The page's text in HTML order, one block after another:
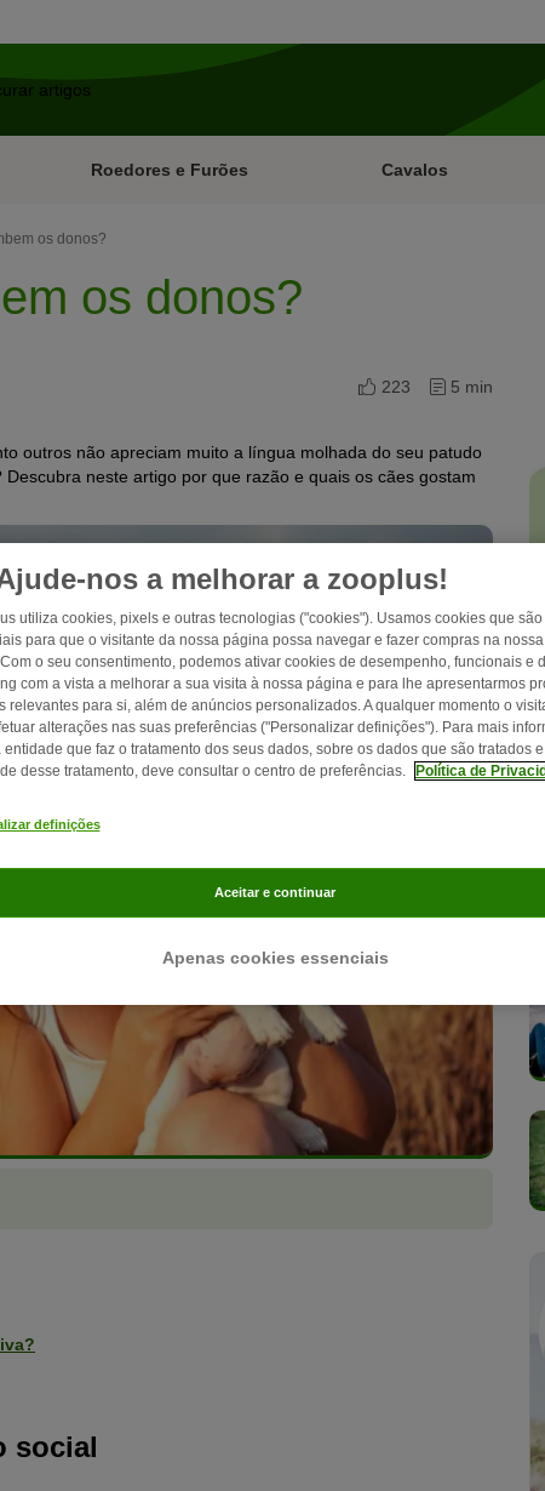
Roedores e Furões Cavalos
os donos?
os donos?
223
5 min
outros não apreciam muito a língua molhada do seu patudo
neste artigo por que razão e quais os cães gostam
social
nos a melhorar a zooplus!
utiliza cookies, pixels e outras tecnologias ("cookies"). Usamos cookies que são
para que o visitante da nossa página possa navegar e fazer compras na
o seu consentimento, podemos ativar cookies de desempenho, funcionais e
com a vista a melhorar a sua visita à nossa página e para lhe apresentarmos
relevantes para si, além de anúncios personalizados. A qualquer momento o
alterações nas suas preferências ("Personalizar definições"). Para mais
entidade que faz o tratamento dos seus dados, sobre os dados que são tratados
desse tratamento, deve consultar o centro de preferências.
Política de
definições
Apenas cookies essenciais
Aceitar e continuar